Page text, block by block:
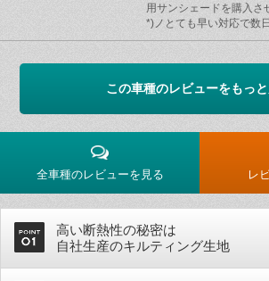
用サンシェードを購入さ
*)ノとても早い対応で数
この車種のレビューをもっ
全車種のレビューを見る レ
高い断熱性の秘密は
自社生産のキルティング生地